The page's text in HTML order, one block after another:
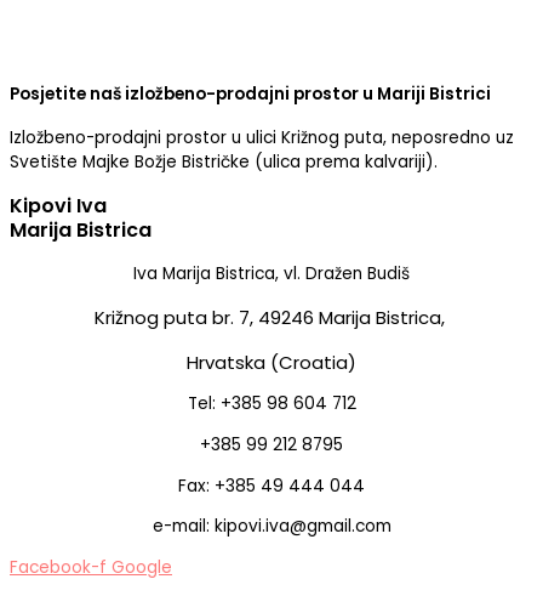
Posjetite naš izložbeno-prodajni prostor u Mariji Bistrici
Izložbeno-prodajni prostor u ulici Križnog puta, neposredno uz
Svetište Majke Božje Bistričke (ulica prema kalvariji).
Kipovi Iva
Marija Bistrica
Iva Marija Bistrica, vl. Dražen Budiš
Križnog puta br. 7, 49246 Marija Bistrica,
Hrvatska (Croatia)
Tel: +385 98 604 712
+385 99 212 8795
Fax: +385 49 444 044
e-mail: kipovi.iva@gmail.com
Facebook-f Google